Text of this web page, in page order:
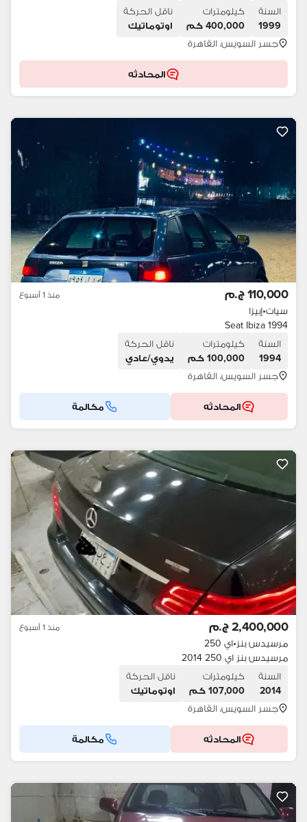
السنة
1999
كيلومترات
400,000 كم
ناقل الحركة
اوتوماتيك
جسر السويس، القاهرة
المحادثه
110,000 ج.م منذ 1 أسبوع
سيات•إبيزا
Seat Ibiza 1994
السنة
1994
كيلومترات
100,000 كم
ناقل الحركة
يدوي/عادي
جسر السويس، القاهرة
المحادثه مكالمة
2,400,000 ج.م منذ 1 أسبوع
مرسيدس بنز•اي 250
مرسيدس بنز اي 250 2014
السنة
2014
كيلومترات
107,000 كم
ناقل الحركة
اوتوماتيك
جسر السويس، القاهرة
المحادثه مكالمة